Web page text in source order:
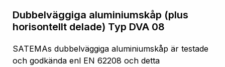
Dubbelväggiga aluminiumskåp (plus
horisontellt delade) Typ DVA 08
SATEMAs dubbelväggiga aluminiumskåp är testade
och godkända enl EN 62208 och detta